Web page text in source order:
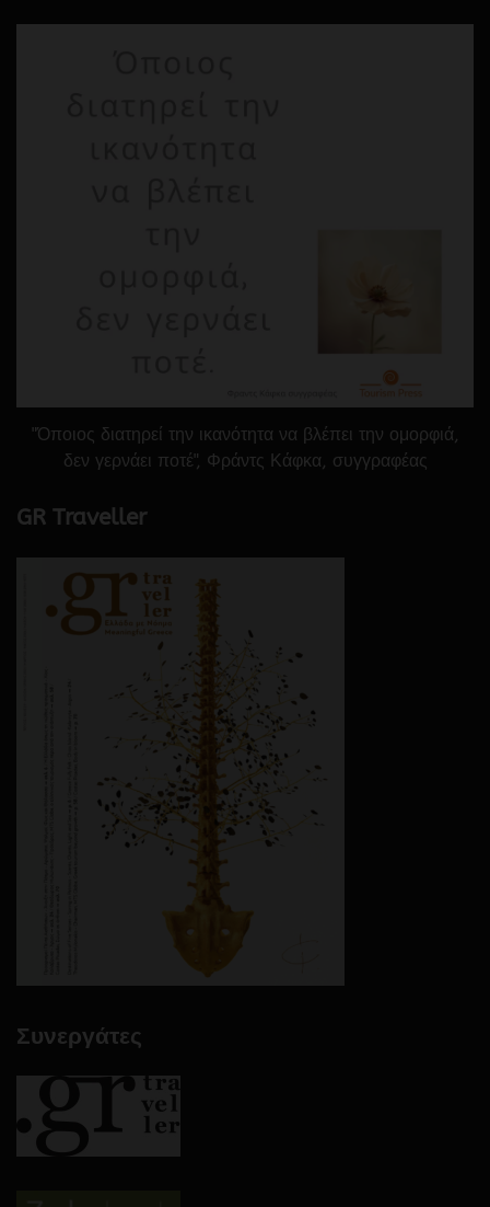
"Όποιος διατηρεί την ικανότητα να βλέπει την ομορφιά,
δεν γερνάει ποτέ", Φράντς Κάφκα, συγγραφέας
GR Traveller
Συνεργάτες